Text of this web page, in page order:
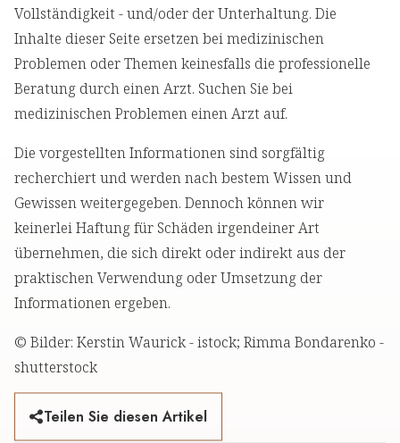
Vollständigkeit - und/oder der Unterhaltung. Die
Inhalte dieser Seite ersetzen bei medizinischen
Problemen oder Themen keinesfalls die professionelle
Beratung durch einen Arzt. Suchen Sie bei
medizinischen Problemen einen Arzt auf.
Die vorgestellten Informationen sind sorgfältig
recherchiert und werden nach bestem Wissen und
Gewissen weitergegeben. Dennoch können wir
keinerlei Haftung für Schäden irgendeiner Art
übernehmen, die sich direkt oder indirekt aus der
praktischen Verwendung oder Umsetzung der
Informationen ergeben.
© Bilder: Kerstin Waurick - istock; Rimma Bondarenko -
shutterstock
Teilen Sie diesen Artikel